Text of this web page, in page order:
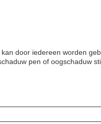
door iedereen worden
pen of oogschaduw